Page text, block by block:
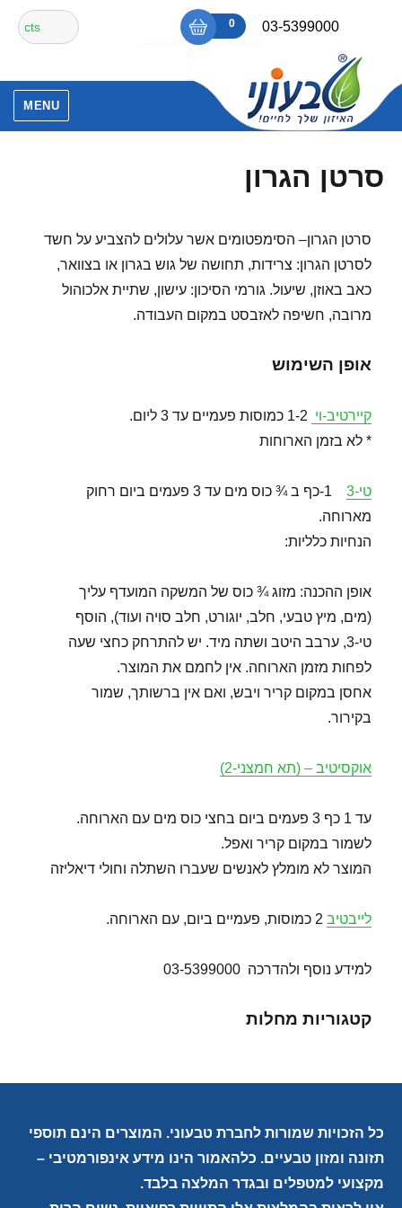
content
03-5399000
₪0
0
אין מוצרים בסל הקניות.
חיפוש
עבור:
MENU
סרטן הגרון
סרטן הגרון– הסימפטומים אשר עלולים להצביע על חשד
לסרטן הגרון: צרידות, תחושה של גוש בגרון או בצוואר,
כאב באוזן, שיעול. גורמי הסיכון: עישון, שתיית אלכוהול
מרובה, חשיפה לאזבסט במקום העבודה.
אופן השימוש
קיירטיב-וי
* לא בזמן הארוחות
טי-3
1-כף ב ¾ כוס מים עד 3 פעמים ביום רחוק
מארוחה.
הנחיות כלליות:
אופן ההכנה: מזוג ¾ כוס של המשקה המועדף עליך
(מים, מיץ טבעי, חלב, יוגורט, חלב סויה ועוד), הוסף
טי-3, ערבב היטב ושתה מיד. יש להתרחק כחצי שעה
לפחות מזמן הארוחה. אין לחמם את המוצר.
אחסן במקום קריר ויבש, ואם אין ברשותך, שמור
בקירור.
אוקסיטיב – (תא חמצני-2)
עד 1 כף 3 פעמים ביום בחצי כוס מים עם הארוחה.
לשמור במקום קריר ואפל.
המוצר לא מומלץ לאנשים שעברו השתלה וחולי דיאליזה
לייבטיב
למידע נוסף ולהדרכה 03-5399000
קטגוריות מחלות
כל הזכויות שמורות לחברת טבעוני. המוצרים הינם תוספי
תזונה ומזון טבעיים. כלהאמור הינו מידע אינפורמטיבי –
מקצועי למטפלים ובגדר המלצה בלבד.